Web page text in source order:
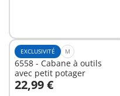
EXCLUSIVITÉ M
6558 - Cabane à outils
avec petit potager
22,99 €
Au panier